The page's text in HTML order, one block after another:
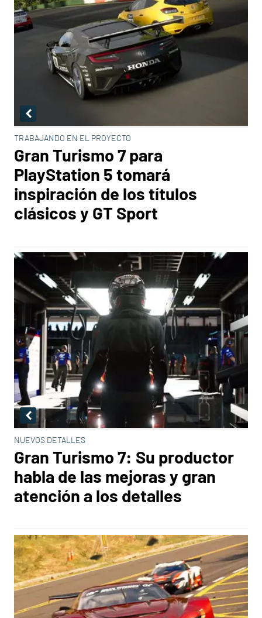
TRABAJANDO EN EL PROYECTO
Gran Turismo 7 para
PlayStation 5 tomará
inspiración de los títulos
clásicos y GT Sport
NUEVOS DETALLES
Gran Turismo 7: Su productor
habla de las mejoras y gran
atención a los detalles